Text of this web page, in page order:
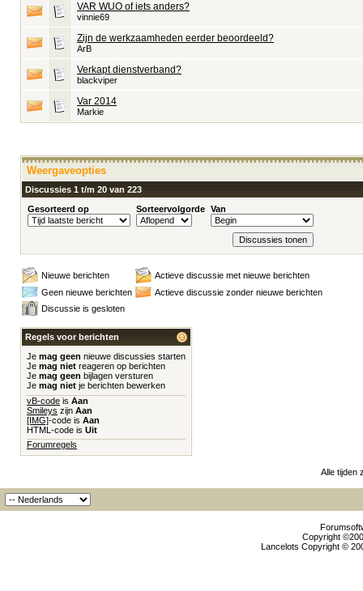
VAR WUO of iets anders?
vinnie69
Zijn de werkzaamheden eerder beoordeeld?
ArB
Verkapt dienstverband?
blackviper
Var 2014
Markie
Weergaveopties
Discussies 1 t/m 20 van 223
Gesorteerd op
Sorteervolgorde Van
Nieuwe berichten
Actieve discussie met nieuwe berichten
Geen nieuwe berichten
Actieve discussie zonder nieuwe berichten
Discussie is gesloten
Regels voor berichten
Je mag geen nieuwe discussies starten
Je mag niet reageren op berichten
Je mag geen bijlagen versturen
Je mag niet je berichten bewerken
vB-code is Aan
Smileys zijn Aan
[IMG]-code is Aan
HTML-code is Uit
Forumregels
Alle tijden
Copyright
Lancelots Copyright ©